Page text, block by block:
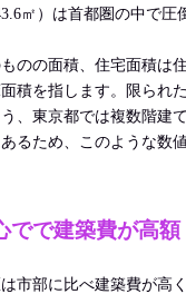
㎡）は首都圏の中で圧
のの面積、住宅面積は
積を指します。限られ
、東京都では複数階建
るため、このような数
でで建築費が高額
市部に比べ建築費が高